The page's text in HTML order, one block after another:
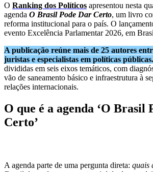
O Ranking dos Políticos apresentou nesta
agenda O Brasil Pode Dar Certo, um livro
reforma institucional para o país. O
evento Excelência Parlamentar 2026, em
A publicação reúne mais de 25 autores
juristas e especialistas em políticas públicas.
divididas em seis eixos temáticos, com
vão de saneamento básico e infraestrutura à
relações internacionais.
O que é a agenda ‘O Brasil
Certo’
A agenda parte de uma pergunta direta: quais